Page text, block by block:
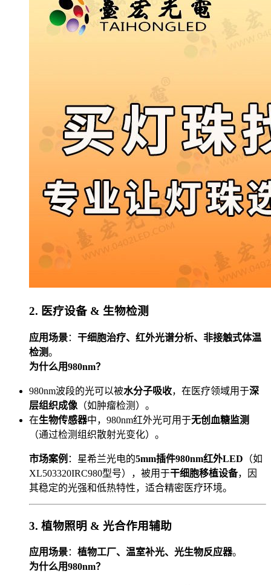
2. 医疗设备 & 生物检测
应用场景： 干细胞治疗、红外光谱分析、非接触式体温
检测。
为什么用980nm？
980nm波段的光可以被水分子吸收，在医疗领域用于深
层组织成像 （如肿瘤检测）。
在生物传感器中，980nm红外光可用于无创血糖监测
（通过检测组织散射光变化）。
市场案例 ：星希兰光电的5mm插件980nm红外LED （如
XL503320IRC980型号），被用于干细胞移植设备，因
其稳定的光强和低热特性，适合精密医疗环境。
3. 植物照明 & 光合作用辅助
应用场景： 植物工厂、温室补光、光生物反应器。
为什么用980nm？